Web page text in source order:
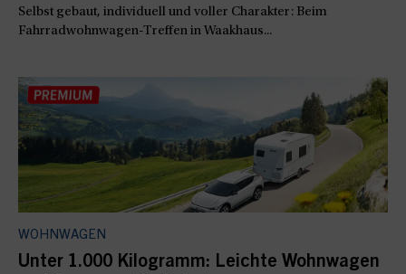
WOHNWAGEN
Unter 1.000 Kilogramm: Leichte Wohnwagen
Selbst gebaut, individuell und voller Charakter: Beim
Fahrradwohnwagen-Treffen in Waakhaus...